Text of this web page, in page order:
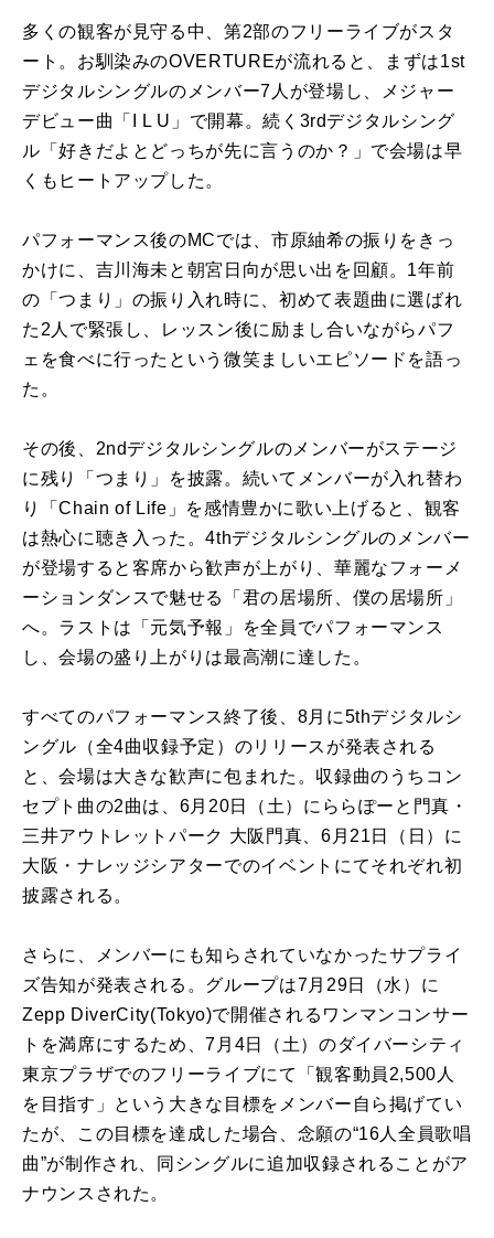
多くの観客が見守る中、第2部のフリーライブがスタ
ート。お馴染みのOVERTUREが流れると、まずは1st
デジタルシングルのメンバー7人が登場し、メジャー
デビュー曲「I L U」で開幕。続く3rdデジタルシング
ル「好きだよとどっちが先に言うのか？」で会場は早
くもヒートアップした。
パフォーマンス後のMCでは、市原紬希の振りをきっ
かけに、吉川海未と朝宮日向が思い出を回顧。1年前
の「つまり」の振り入れ時に、初めて表題曲に選ばれ
た2人で緊張し、レッスン後に励まし合いながらパフ
ェを食べに行ったという微笑ましいエピソードを語っ
た。
その後、2ndデジタルシングルのメンバーがステージ
に残り「つまり」を披露。続いてメンバーが入れ替わ
り「Chain of Life」を感情豊かに歌い上げると、観客
は熱心に聴き入った。4thデジタルシングルのメンバー
が登場すると客席から歓声が上がり、華麗なフォーメ
ーションダンスで魅せる「君の居場所、僕の居場所」
へ。ラストは「元気予報」を全員でパフォーマンス
し、会場の盛り上がりは最高潮に達した。
すべてのパフォーマンス終了後、8月に5thデジタルシ
ングル（全4曲収録予定）のリリースが発表される
と、会場は大きな歓声に包まれた。収録曲のうちコン
セプト曲の2曲は、6月20日（土）にららぽーと門真・
三井アウトレットパーク 大阪門真、6月21日（日）に
大阪・ナレッジシアターでのイベントにてそれぞれ初
披露される。
さらに、メンバーにも知らされていなかったサプライ
ズ告知が発表される。グループは7月29日（水）に
Zepp DiverCity(Tokyo)で開催されるワンマンコンサー
トを満席にするため、7月4日（土）のダイバーシティ
東京プラザでのフリーライブにて「観客動員2,500人
を目指す」という大きな目標をメンバー自ら掲げてい
たが、この目標を達成した場合、念願の“16人全員歌唱
曲”が制作され、同シングルに追加収録されることがア
ナウンスされた。